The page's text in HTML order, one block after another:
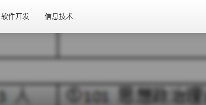
软件开发 信息技术